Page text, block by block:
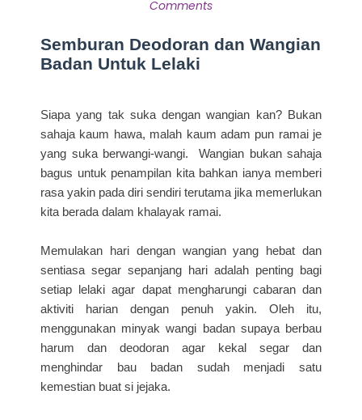
Comments
Semburan Deodoran dan Wangian
Badan Untuk Lelaki
Siapa yang tak suka dengan wangian kan? Bukan
sahaja kaum hawa, malah kaum adam pun ramai je
yang suka berwangi-wangi. Wangian bukan sahaja
bagus untuk penampilan kita bahkan ianya memberi
rasa yakin pada diri sendiri terutama jika memerlukan
kita berada dalam khalayak ramai.
Memulakan hari dengan wangian yang hebat dan
sentiasa segar sepanjang hari adalah penting bagi
setiap lelaki agar dapat mengharungi cabaran dan
aktiviti harian dengan penuh yakin. Oleh itu,
menggunakan minyak wangi badan supaya berbau
harum dan deodoran agar kekal segar dan
menghindar bau badan sudah menjadi satu
kemestian buat si jejaka.